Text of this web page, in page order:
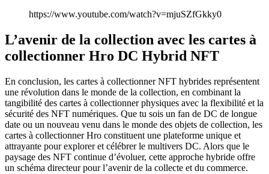
https://www.youtube.com/watch?v=mjuSZfGkky0
L’avenir de la collection avec les cartes à
collectionner Hro DC Hybrid NFT
En conclusion, les cartes à collectionner NFT hybrides représentent
une révolution dans le monde de la collection, en combinant la
tangibilité des cartes à collectionner physiques avec la flexibilité et la
sécurité des NFT numériques. Que tu sois un fan de DC de longue
date ou un nouveau venu dans le monde des objets de collection, les
cartes à collectionner Hro constituent une plateforme unique et
attrayante pour explorer et célébrer le multivers DC. Alors que le
paysage des NFT continue d’évoluer, cette approche hybride offre
un schéma directeur pour l’avenir de la collecte et du commerce.